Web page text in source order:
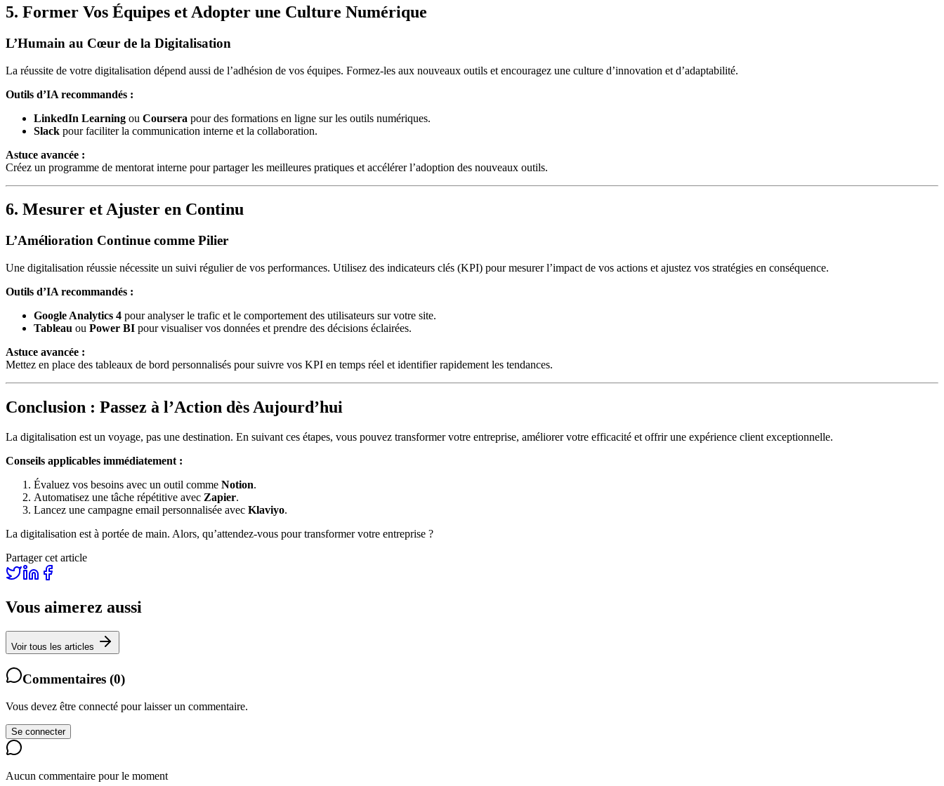
5. Former Vos Équipes et Adopter une Culture Numérique
L’Humain au Cœur de la Digitalisation
La réussite de votre digitalisation dépend aussi de l’adhésion de vos équipes. Formez-les aux nouveaux outils et encouragez une culture d’innovation et d’adaptabilité.
Outils d’IA recommandés :
LinkedIn Learning ou Coursera pour des formations en ligne sur les outils numériques.
Slack pour faciliter la communication interne et la collaboration.
Astuce avancée :
Créez un programme de mentorat interne pour partager les meilleures pratiques et accélérer l’adoption des nouveaux outils.
6. Mesurer et Ajuster en Continu
L’Amélioration Continue comme Pilier
Une digitalisation réussie nécessite un suivi régulier de vos performances. Utilisez des indicateurs clés (KPI) pour mesurer l’impact de vos actions et ajustez vos stratégies en conséquence.
Outils d’IA recommandés :
Google Analytics 4 pour analyser le trafic et le comportement des utilisateurs sur votre site.
Tableau ou Power BI pour visualiser vos données et prendre des décisions éclairées.
Astuce avancée :
Mettez en place des tableaux de bord personnalisés pour suivre vos KPI en temps réel et identifier rapidement les tendances.
Conclusion : Passez à l’Action dès Aujourd’hui
La digitalisation est un voyage, pas une destination. En suivant ces étapes, vous pouvez transformer votre entreprise, améliorer votre efficacité et offrir une expérience client exceptionnelle.
Conseils applicables immédiatement :
Évaluez vos besoins avec un outil comme Notion.
Automatisez une tâche répétitive avec Zapier.
Lancez une campagne email personnalisée avec Klaviyo.
La digitalisation est à portée de main. Alors, qu’attendez-vous pour transformer votre entreprise ?
Partager cet article
Vous aimerez aussi
Voir tous les articles
Commentaires (0)
Vous devez être connecté pour laisser un commentaire.
Se connecter
Aucun commentaire pour le moment